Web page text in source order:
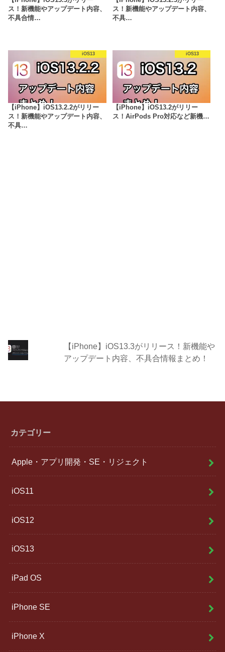
ス！新機能やアップデート内容、
不具合情…
ス！新機能やアップデート内容、
不具…
iOS13
【iPhone】iOS13.2.2がリリー
ス！新機能やアップデート内容、
不具…
iOS13
【iPhone】iOS13.2がリリー
ス！AirPods Pro対応など新機…
【iPhone】iOS13.3がリリース！新機能や
アップデート内容、不具合情報まとめ！
カテゴリー
Apple・アプリ開発・SE・リジェクト
iOS11
iOS12
iOS13
iPad OS
iPhone SE
iPhone X